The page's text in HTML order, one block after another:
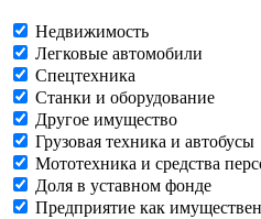
Недвижимость
Легковые автомобили
Спецтехника
Станки и оборудование
Другое имущество
Грузовая техника и автобусы
Мототехника и средства
Доля в уставном фонде
Предприятие как